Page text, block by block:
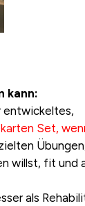
kann:
entwickeltes,
Set,
willst, fit und
als